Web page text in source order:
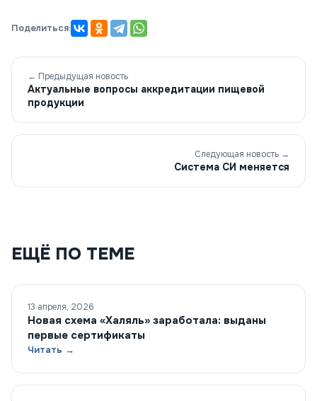
Поделиться:
← Предыдущая новость
Актуальные вопросы аккредитации пищевой
продукции
Следующая новость →
Система СИ меняется
ЕЩЁ ПО ТЕМЕ
13 апреля, 2026
Новая схема «Халяль» заработала: выданы
первые сертификаты
Читать →